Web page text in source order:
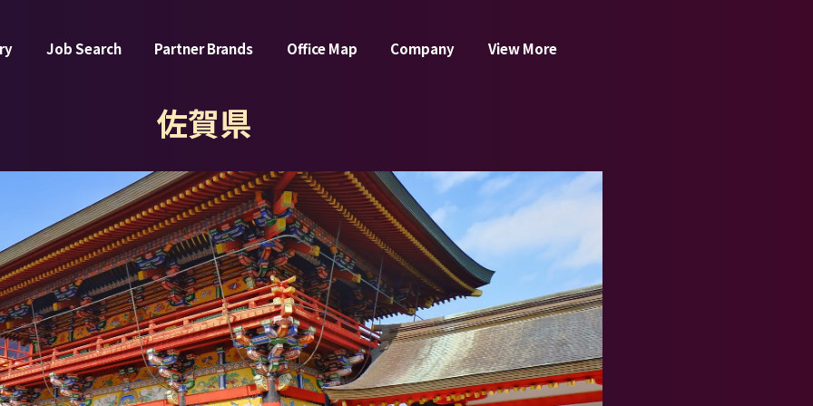
Job Search Partner Brands Office Map Company View More
佐賀県